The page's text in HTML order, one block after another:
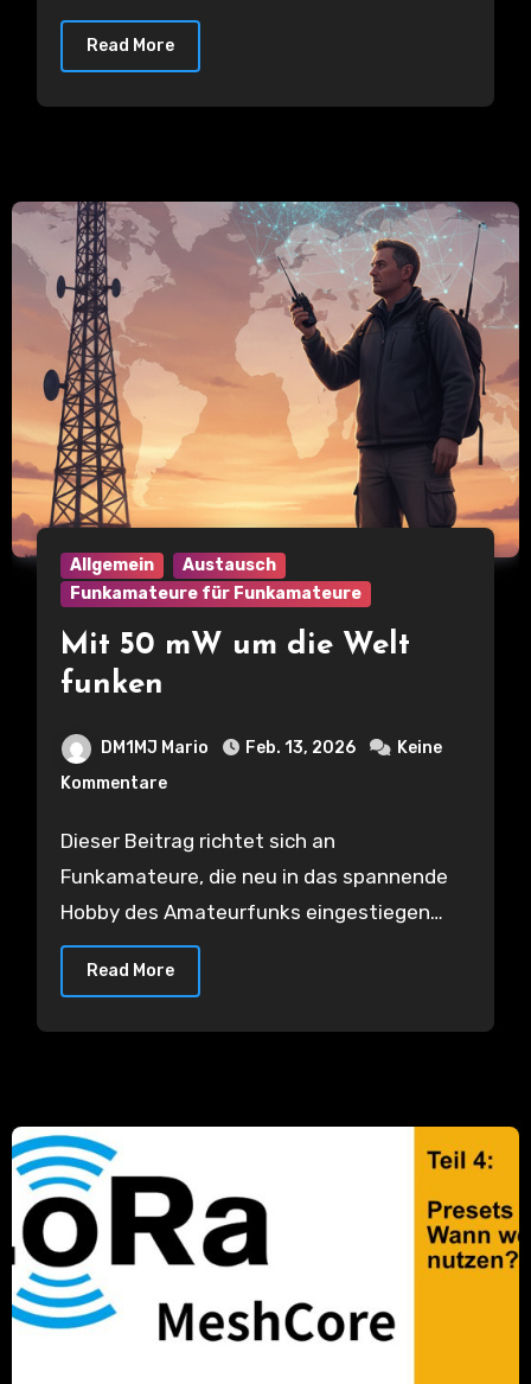
Read More
Allgemein
Austausch
Funkamateure für Funkamateure
Mit 50 mW um die Welt
funken
DM1MJ Mario Feb. 13, 2026
Keine
Kommentare
Dieser Beitrag richtet sich an
Funkamateure, die neu in das spannende
Hobby des Amateurfunks eingestiegen…
Read More